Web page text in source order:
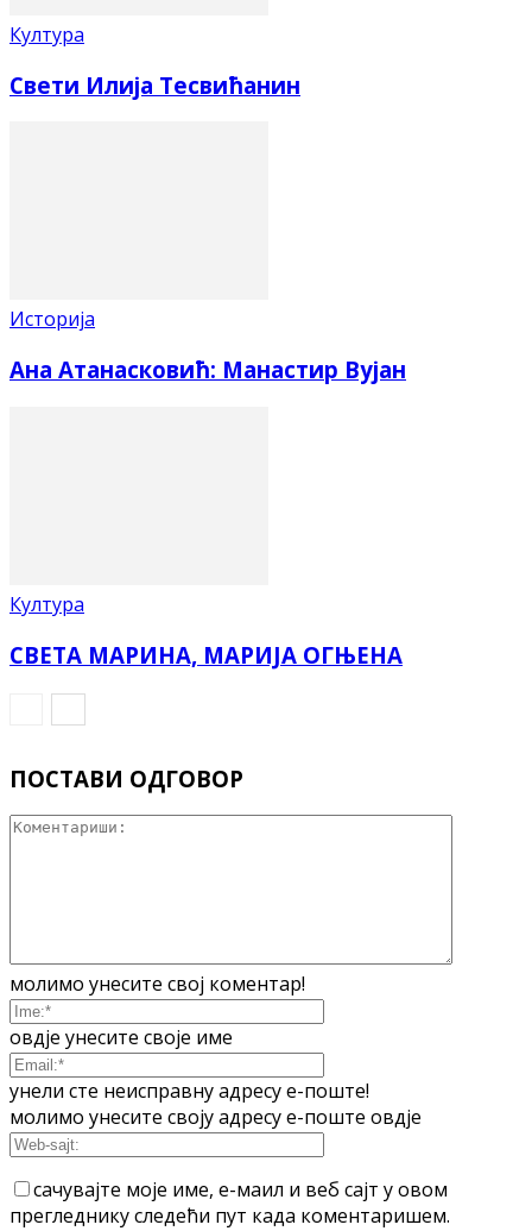
Култура
Свети Илија Тесвићанин
Историја
Ана Атанасковић: Манастир Вујан
Култура
СВЕТА МАРИНА, МАРИЈА ОГЊЕНА
ПОСТАВИ ОДГОВОР
молимо унесите свој коментар!
овдје унесите своје име
унели сте неисправну адресу е-поште!
молимо унесите своју адресу е-поште овдје
сачувајте моје име, е-маил и веб сајт у овом
прегледнику следећи пут када коментаришем.